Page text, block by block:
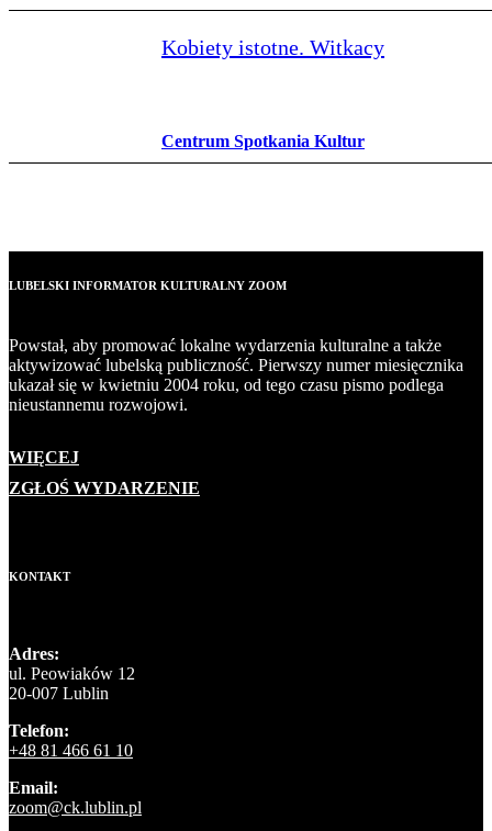
Kobiety istotne. Witkacy
Centrum Spotkania Kultur
LUBELSKI INFORMATOR KULTURALNY ZOOM
Powstał, aby promować lokalne wydarzenia kulturalne a także
aktywizować lubelską publiczność. Pierwszy numer miesięcznika
ukazał się w kwietniu 2004 roku, od tego czasu pismo podlega
nieustannemu rozwojowi.
WIĘCEJ
ZGŁOŚ WYDARZENIE
KONTAKT
Adres:
ul. Peowiaków 12
20-007 Lublin
Telefon:
+48 81 466 61 10
Email:
zoom@ck.lublin.pl